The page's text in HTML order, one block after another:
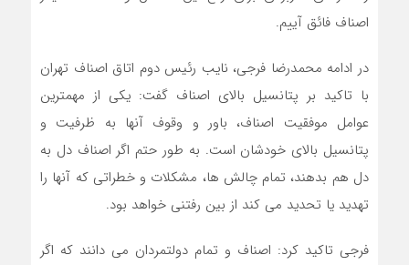
اصناف فائق آییم.
در ادامه محمدرضا فرجی، نایب رئیس دوم اتاق اصناف تهران
با تاکید بر پتانسیل بالای اصناف گفت: یکی از مهمترین
عوامل موفقیت اصناف، باور و وقوف آنها به ظرفیت و
پتانسیل بالای خودشان است. به طور حتم اگر اصناف دل به
دل هم بدهند، تمام چالش ها، مشکلات و خطراتی که آنها را
تهدید یا تحدید می کند از بین رفتنی خواهد بود.
فرجی تاکید کرد: اصناف و تمام دولتمردان می دانند که اگر